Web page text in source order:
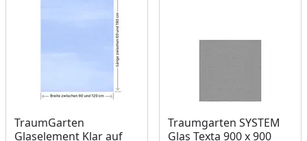
TraumGarten
Glaselement Klar auf
Traumgarten SYSTEM
Glas Texta 900 x 900